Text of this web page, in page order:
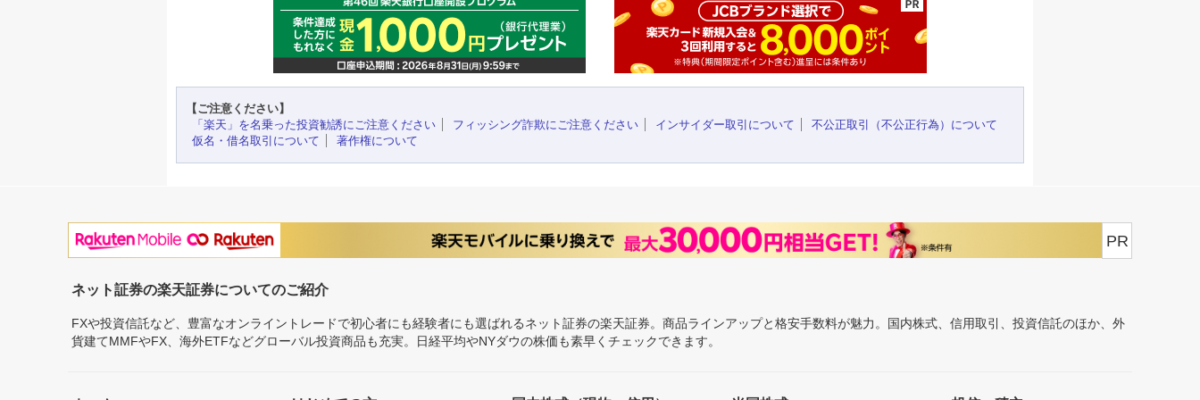
【ご注意ください】
「楽天」を名乗った投資勧誘にご注意ください
フィッシング詐欺にご注意ください インサイダー取引について
不公正取引（不公正行為）について
仮名・借名取引について
著作権について
PR
ネット証券の楽天証券についてのご紹介
FXや投資信託など、豊富なオンライントレードで初心者にも経験者にも選ばれるネット証券の楽天証券。商品ラインアップと格安手数料が魅力。国内株式、信用取引、投資信託のほか、外
貨建てMMFやFX、海外ETFなどグローバル投資商品も充実。日経平均やNYダウの株価も素早くチェックできます。